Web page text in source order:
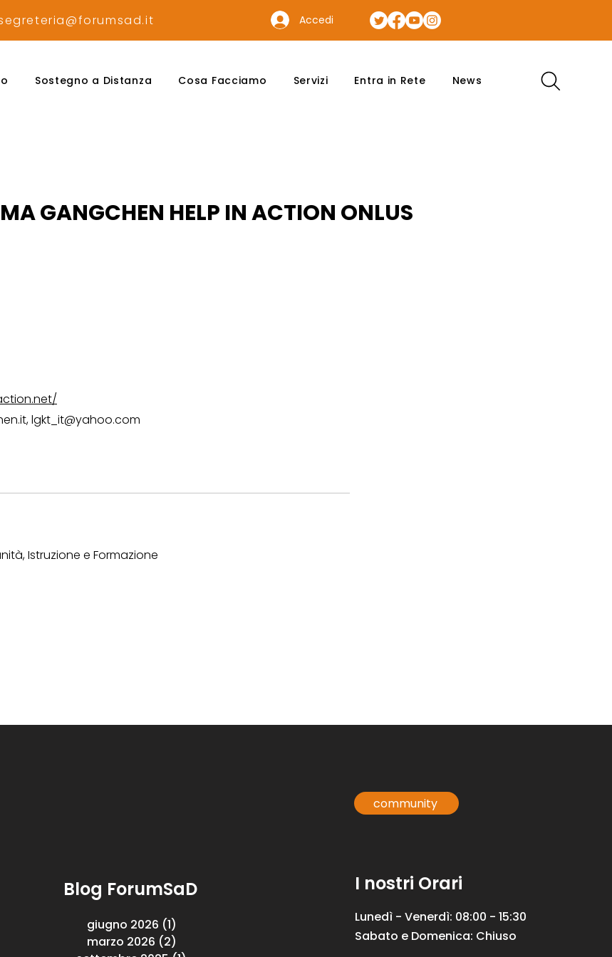
Accedi
Sostegno a Distanza Cosa Facciamo Servizi Entra in Rete News
GANGCHEN HELP IN ACTION ONLUS
,lgkt_it@yahoo.com
Istruzione e Formazione
Blog ForumSaD
giugno 2026 (1)
marzo 2026 (2)
community
I nostri Orari
Lunedì - Venerdì: 08:00 - 15:30
Sabato e Domenica: Chiuso